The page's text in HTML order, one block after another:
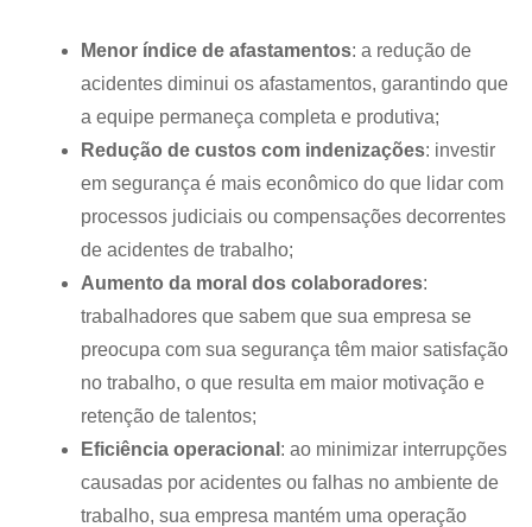
Menor índice de afastamentos: a redução de
acidentes diminui os afastamentos, garantindo que
a equipe permaneça completa e produtiva;
Redução de custos com indenizações: investir
em segurança é mais econômico do que lidar com
processos judiciais ou compensações decorrentes
de acidentes de trabalho;
Aumento da moral dos colaboradores:
trabalhadores que sabem que sua empresa se
preocupa com sua segurança têm maior satisfação
no trabalho, o que resulta em maior motivação e
retenção de talentos;
Eficiência operacional : ao minimizar interrupções
causadas por acidentes ou falhas no ambiente de
trabalho, sua empresa mantém uma operação